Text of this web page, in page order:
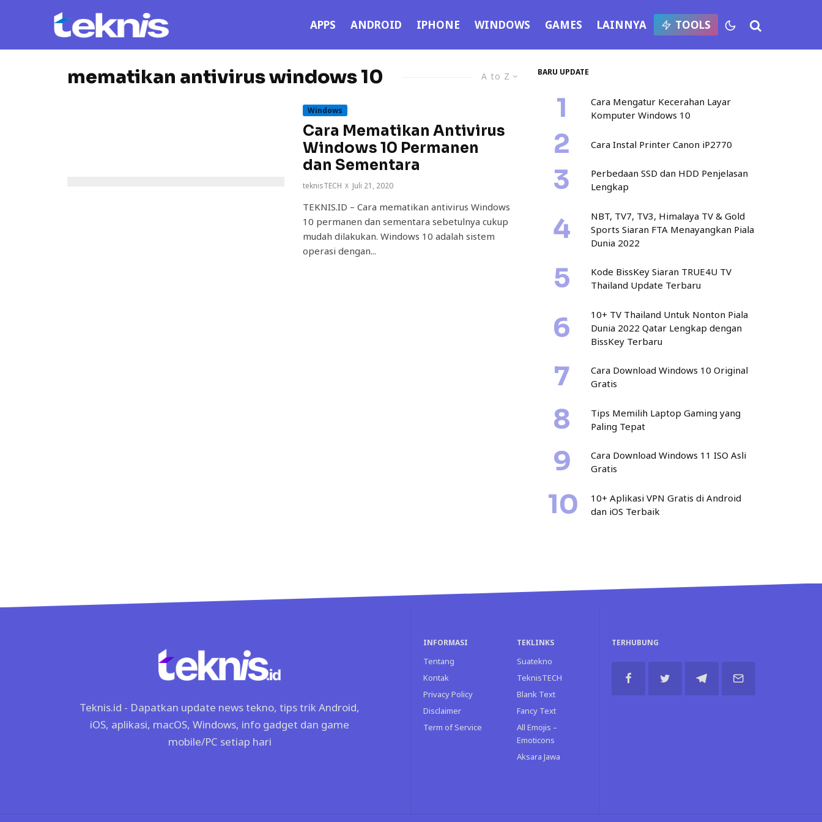
APPS ANDROID IPHONE WINDOWS GAMES LAINNYA TOOLS
A to Z
mematikan antivirus windows 10
Windows
Cara Mematikan Antivirus
Windows 10 Permanen
dan Sementara
teknisTECH · Juli 21, 2020
TEKNIS.ID – Cara mematikan antivirus Windows
10 permanen dan sementara sebetulnya cukup
mudah dilakukan. Windows 10 adalah sistem
operasi dengan...
BARU UPDATE
Cara Mengatur Kecerahan Layar
Komputer Windows 10
Cara Instal Printer Canon iP2770
Perbedaan SSD dan HDD Penjelasan
Lengkap
NBT, TV7, TV3, Himalaya TV & Gold
Sports Siaran FTA Menayangkan Piala
Dunia 2022
Kode BissKey Siaran TRUE4U TV
Thailand Update Terbaru
10+ TV Thailand Untuk Nonton Piala
Dunia 2022 Qatar Lengkap dengan
BissKey Terbaru
Cara Download Windows 10 Original
Gratis
Tips Memilih Laptop Gaming yang
Paling Tepat
Cara Download Windows 11 ISO Asli
Gratis
10+ Aplikasi VPN Gratis di Android
dan iOS Terbaik
Teknis.id - Dapatkan update news tekno, tips trik Android,
iOS, aplikasi, macOS, Windows, info gadget dan game
mobile/PC setiap hari
INFORMASI
Tentang
Kontak
Privacy Policy
Disclaimer
Term of Service
TEKLINKS
Suatekno
TeknisTECH
Blank Text
Fancy Text
All Emojis –
Emoticons
Aksara Jawa
TERHUBUNG